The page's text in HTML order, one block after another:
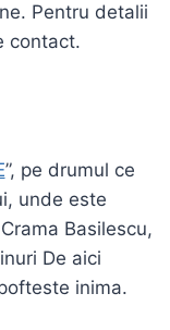
Pentru detalii
contact.
”, pe drumul ce
unde este
Basilescu,
De aici
inima.